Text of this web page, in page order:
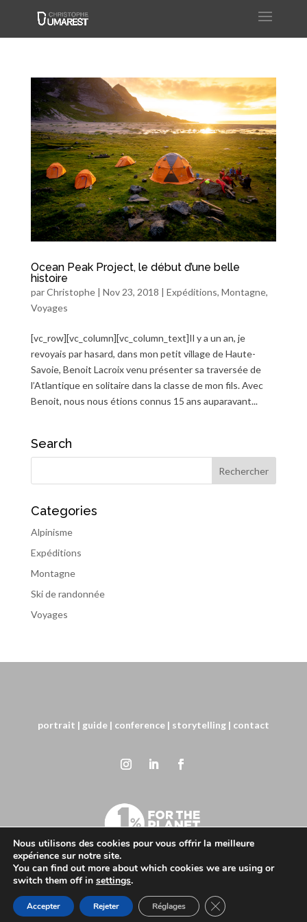
Ocean Peak Project, le début d’une belle
histoire
parChristophe| Nov 23, 2018 | Expéditions, Montagne,
Voyages
[vc_row][vc_column][vc_column_text]Il y a un an, je
revoyais par hasard, dans mon petit village de Haute-
Savoie, Benoit Lacroix venu présenter sa traversée de
l’Atlantique en solitaire dans la classe de mon fils. Avec
Benoit, nous nous étions connus 15 ans auparavant...
Search
Categories
Alpinisme
Expéditions
Montagne
Ski de randonnée
Voyages
portrait | guide | conference | storytelling | contact
© Christophe Dumarest, 2021. All Rights Reserved.
Logo & Website:Hugo Wirth
Nous utilisons des cookies pour vous offrir la meilleure
expérience sur notre site.
You can find out more about which cookies we are using or
switch them off in settings.
Accepter Rejeter Réglages Fermer la bannière